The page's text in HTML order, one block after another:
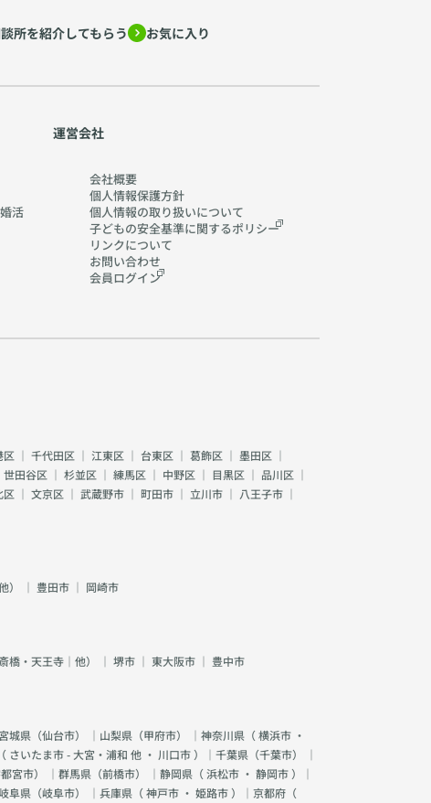
所を紹介してもらう お気に入り
活
運営会社
会社概要
個人情報保護方針
個人情報の取り扱いについて
子どもの安全基準に関するポリシー
リンクについて
お問い合わせ
会員ログイン
区 ｜ 千代田区 ｜ 江東区 ｜ 台東区 ｜ 葛飾区 ｜ 墨田区 ｜
世田谷区 ｜ 杉並区 ｜ 練馬区 ｜ 中野区 ｜ 目黒区 ｜ 品川区 ｜
区 ｜ 文京区 ｜ 武蔵野市 ｜ 町田市 ｜ 立川市 ｜ 八王子市 ｜
｜ 豊田市 ｜ 岡崎市
橋・天王寺｜他） ｜ 堺市 ｜ 東大阪市 ｜ 豊中市
城県（仙台市） ｜山梨県（甲府市） ｜神奈川県（横浜市 ・
さいたま市 - 大宮・浦和 他 ・ 川口市）｜千葉県（千葉市） ｜
宮市） ｜群馬県（前橋市） ｜静岡県（浜松市 ・ 静岡市）｜
阜県（岐阜市） ｜兵庫県（神戸市 ・ 姫路市）｜京都府（